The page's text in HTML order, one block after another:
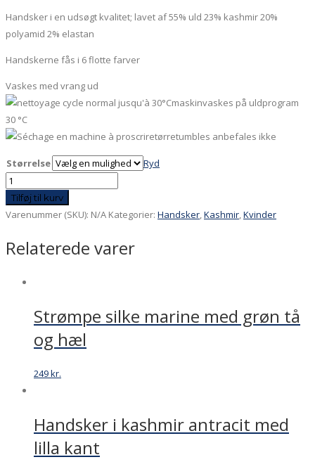
Handsker i en udsøgt kvalitet; lavet af 55% uld 23% kashmir 20%
polyamid 2% elastan
Handskerne fås i 6 flotte farver
Vaskes med vrang ud
maskinvaskes på uldprogram
30 °C
tørretumbles anbefales ikke
Størrelse
Ryd
Handsker
kashmir
med
kant
Tilføj til kurv
Varenummer (SKU): N/A Kategorier: Handsker Kashmir Kvinder
Relaterede varer
Strømpe silke marine med grøn tå
og hæl
249kr.
Handsker i kashmir antracit med
lilla kant